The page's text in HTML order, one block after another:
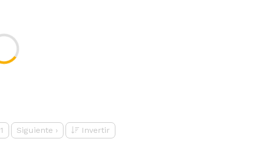
1 Siguiente › Invertir